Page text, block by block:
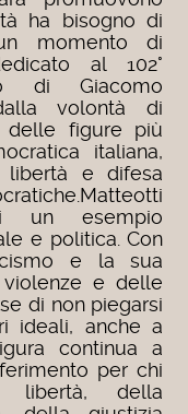
ha bisogno di
momento di
al 102°
di Giacomo
volontà di
delle figure più
italiana,
libertà e difesa
un esempio
e politica. Con
e la sua
violenze e delle
di non piegarsi
ideali, anche a
continua a
per chi
della